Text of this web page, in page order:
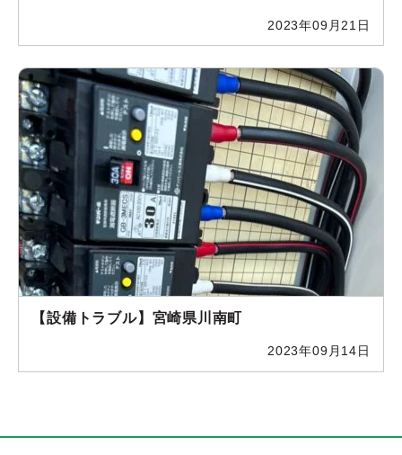
2023年09月21日
【設備トラブル】宮崎県川南町
2023年09月14日